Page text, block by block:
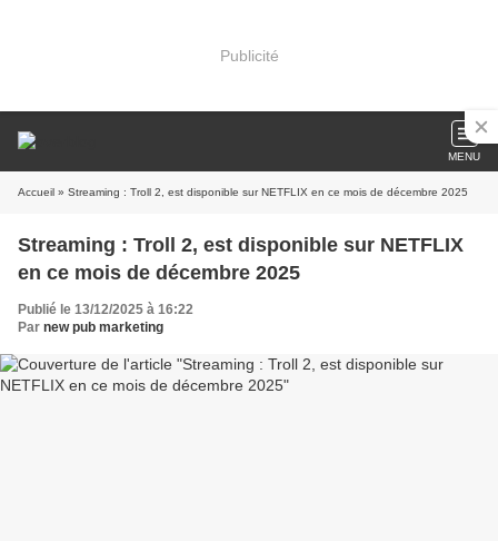
Publicité
MENU
Accueil » Streaming : Troll 2, est disponible sur NETFLIX en ce mois de décembre 2025
Streaming : Troll 2, est disponible sur NETFLIX
en ce mois de décembre 2025
Publié le 13/12/2025 à 16:22
Par new pub marketing